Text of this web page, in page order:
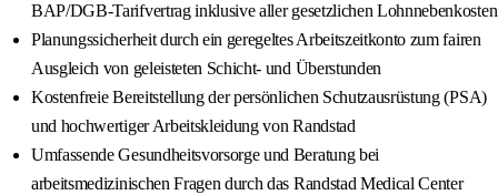
BAP/DGB-Tarifvertrag inklusive aller gesetzlichen Lohnnebenkosten
Planungssicherheit durch ein geregeltes Arbeitszeitkonto zum fairen
Ausgleich von geleisteten Schicht- und Überstunden
Kostenfreie Bereitstellung der persönlichen Schutzausrüstung (PSA)
und hochwertiger Arbeitskleidung von Randstad
Umfassende Gesundheitsvorsorge und Beratung bei
arbeitsmedizinischen Fragen durch das Randstad Medical Center